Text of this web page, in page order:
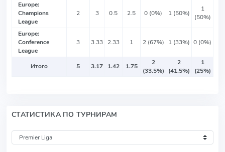
Europe:
Champions
League
2 3 0.5 2.5 0 (0%) 1 (50%)
1
(50%)
Europe:
Conference
League
3 3.33 2.33 1 2 (67%) 1 (33%) 0 (0%)
Итого 5 3.17 1.42 1.75
2
(33.5%)
2
(41.5%)
1
(25%)
СТАТИСТИКА ПО ТУРНИРАМ